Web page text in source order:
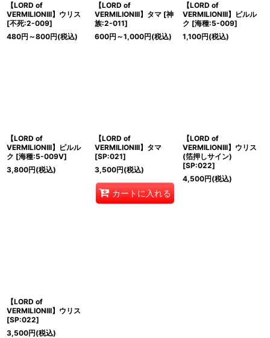
【LORD of
VERMILIONIII】ウリス
[不死:2-009]
480円 ～800円(税込)
【LORD of
VERMILIONIII】タマ [神
族:2-011]
600円 ～1,000円(税込)
【LORD of
VERMILIONIII】ピルル
ク [海種:5-009]
1,100円(税込)
【LORD of
VERMILIONIII】ピルル
ク [海種:5-009V]
3,800円(税込)
【LORD of
VERMILIONIII】タマ
[SP:021]
3,500円(税込)
カートに入れる
【LORD of
VERMILIONIII】ウリス
(箔押しサイン)
[SP:022]
4,500円(税込)
【LORD of
VERMILIONIII】ウリス
[SP:022]
3,500円(税込)